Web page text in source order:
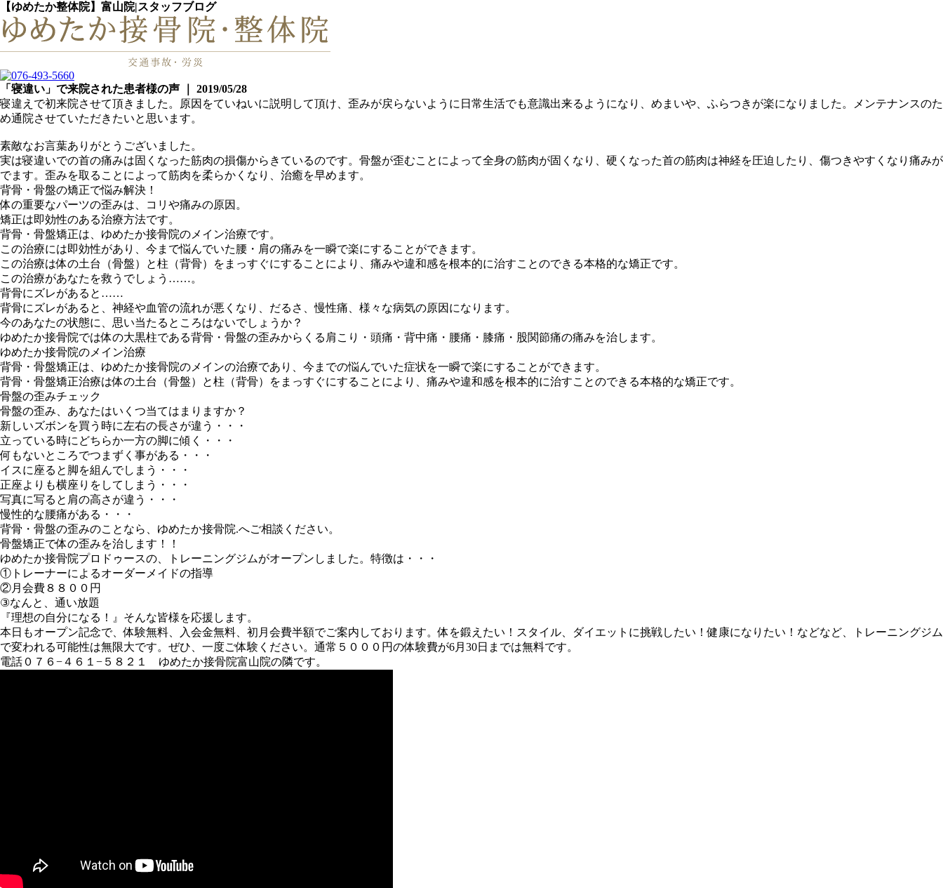
【ゆめたか整体院】富山院|スタッフブログ
「寝違い」で来院された患者様の声 ｜ 2019/05/28
寝違えで初来院させて頂きました。原因をていねいに説明して頂け、歪みが戻らないように日常生活でも意識出来るようになり、めまいや、ふらつきが楽になりました。メンテナンスのた
め通院させていただきたいと思います。
素敵なお言葉ありがとうございました。
実は寝違いでの首の痛みは固くなった筋肉の損傷からきているのです。骨盤が歪むことによって全身の筋肉が固くなり、硬くなった首の筋肉は神経を圧迫したり、傷つきやすくなり痛みが
でます。歪みを取ることによって筋肉を柔らかくなり、治癒を早めます。
背骨・骨盤の矯正で悩み解決！
体の重要なパーツの歪みは、コリや痛みの原因。
矯正は即効性のある治療方法です。
背骨・骨盤矯正は、ゆめたか接骨院のメイン治療です。
この治療には即効性があり、今まで悩んでいた腰・肩の痛みを一瞬で楽にすることができます。
この治療は体の土台（骨盤）と柱（背骨）をまっすぐにすることにより、痛みや違和感を根本的に治すことのできる本格的な矯正です。
この治療があなたを救うでしょう……。
背骨にズレがあると……
背骨にズレがあると、神経や血管の流れが悪くなり、だるさ、慢性痛、様々な病気の原因になります。
今のあなたの状態に、思い当たるところはないでしょうか？
ゆめたか接骨院では体の大黒柱である背骨・骨盤の歪みからくる肩こり・頭痛・背中痛・腰痛・膝痛・股関節痛の痛みを治します。
ゆめたか接骨院のメイン治療
背骨・骨盤矯正は、ゆめたか接骨院のメインの治療であり、今までの悩んでいた症状を一瞬で楽にすることができます。
背骨・骨盤矯正治療は体の土台（骨盤）と柱（背骨）をまっすぐにすることにより、痛みや違和感を根本的に治すことのできる本格的な矯正です。
骨盤の歪みチェック
骨盤の歪み、あなたはいくつ当てはまりますか？
新しいズボンを買う時に左右の長さが違う・・・
立っている時にどちらか一方の脚に傾く・・・
何もないところでつまずく事がある・・・
イスに座ると脚を組んでしまう・・・
正座よりも横座りをしてしまう・・・
写真に写ると肩の高さが違う・・・
慢性的な腰痛がある・・・
背骨・骨盤の歪みのことなら、ゆめたか接骨院.へご相談ください。
骨盤矯正で体の歪みを治します！！
ゆめたか接骨院プロドゥースの、トレーニングジムがオープンしました。特徴は・・・
①トレーナーによるオーダーメイドの指導
②月会費８８００円
③なんと、通い放題
『理想の自分になる！』そんな皆様を応援します。
本日もオープン記念で、体験無料、入会金無料、初月会費半額でご案内しております。体を鍛えたい！スタイル、ダイエットに挑戦したい！健康になりたい！などなど、トレーニングジム
で変われる可能性は無限大です。ぜひ、一度ご体験ください。通常５０００円の体験費が6月30日までは無料です。
電話０７６−４６１−５８２１ ゆめたか接骨院富山院の隣です。